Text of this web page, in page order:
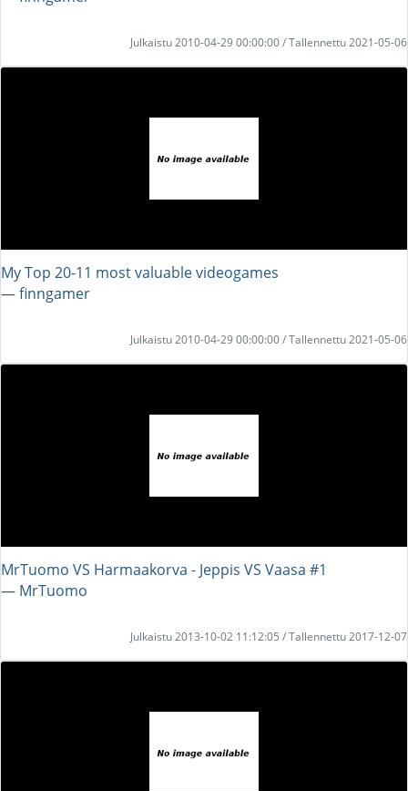
Julkaistu 2010-04-29 00:00:00 / Tallennettu 2021-05-06
My Top 20-11 most valuable videogames
― finngamer
Julkaistu 2010-04-29 00:00:00 / Tallennettu 2021-05-06
MrTuomo VS Harmaakorva - Jeppis VS Vaasa #1
― MrTuomo
Julkaistu 2013-10-02 11:12:05 / Tallennettu 2017-12-07